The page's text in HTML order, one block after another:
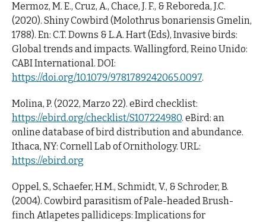
Mermoz, M. E., Cruz, A., Chace, J. F., & Reboreda, J.C.
(2020). Shiny Cowbird (Molothrus bonariensis Gmelin,
1788). En: C.T. Downs & L.A. Hart (Eds), Invasive birds:
Global trends and impacts. Wallingford, Reino Unido:
CABI International. DOI:
https://doi.org/10.1079/9781789242065.0097.
Molina, P. (2022, Marzo 22). eBird checklist:
https://ebird.org/checklist/S107224980. eBird: an
online database of bird distribution and abundance.
Ithaca, NY: Cornell Lab of Ornithology. URL:
https://ebird.org
Oppel, S., Schaefer, H.M., Schmidt, V., & Schroder, B.
(2004). Cowbird parasitism of Pale-headed Brush-
finch Atlapetes pallidiceps: Implications for